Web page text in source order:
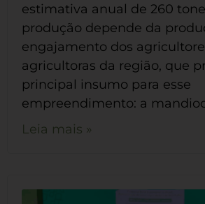
estimativa anual de 260
produção depende da
engajamento dos
agricultoras da região, que
principal insumo para esse
empreendimento: a
Leia mais »